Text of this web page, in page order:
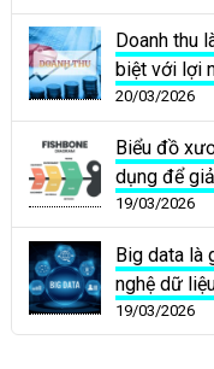
Doanh thu
biệt với lợi
20/03/2026
Biểu đồ
dụng để
19/03/2026
Big data là
nghệ dữ
19/03/2026